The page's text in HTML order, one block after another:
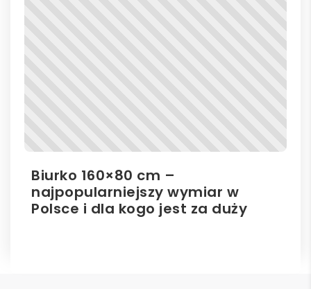
Biurko 160×80 cm –
najpopularniejszy wymiar w
Polsce i dla kogo jest za duży